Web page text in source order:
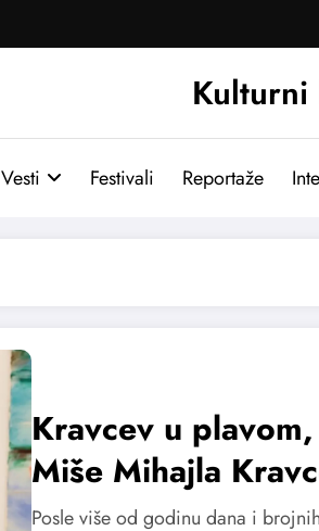
Kulturni
Vesti Festivali Reportaže
Kravcev u
Miše Mihajla
Beogradu
Posle više od godinu dana i